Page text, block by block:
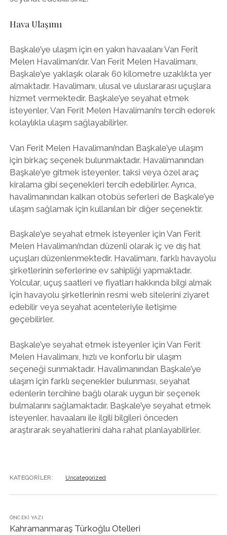
Hava Ulaşımı
Başkale’ye ulaşım için en yakın havaalanı Van Ferit
Melen Havalimanı’dır. Van Ferit Melen Havalimanı,
Başkale’ye yaklaşık olarak 60 kilometre uzaklıkta yer
almaktadır. Havalimanı, ulusal ve uluslararası uçuşlara
hizmet vermektedir. Başkale’ye seyahat etmek
isteyenler, Van Ferit Melen Havalimanı’nı tercih ederek
kolaylıkla ulaşım sağlayabilirler.
Van Ferit Melen Havalimanı’ndan Başkale’ye ulaşım
için birkaç seçenek bulunmaktadır. Havalimanından
Başkale’ye gitmek isteyenler, taksi veya özel araç
kiralama gibi seçenekleri tercih edebilirler. Ayrıca,
havalimanından kalkan otobüs seferleri de Başkale’ye
ulaşım sağlamak için kullanılan bir diğer seçenektir.
Başkale’ye seyahat etmek isteyenler için Van Ferit
Melen Havalimanı’ndan düzenli olarak iç ve dış hat
uçuşları düzenlenmektedir. Havalimanı, farklı havayolu
şirketlerinin seferlerine ev sahipliği yapmaktadır.
Yolcular, uçuş saatleri ve fiyatları hakkında bilgi almak
için havayolu şirketlerinin resmi web sitelerini ziyaret
edebilir veya seyahat acenteleriyle iletişime
geçebilirler.
Başkale’ye seyahat etmek isteyenler için Van Ferit
Melen Havalimanı, hızlı ve konforlu bir ulaşım
seçeneği sunmaktadır. Havalimanından Başkale’ye
ulaşım için farklı seçenekler bulunması, seyahat
edenlerin tercihine bağlı olarak uygun bir seçenek
bulmalarını sağlamaktadır. Başkale’ye seyahat etmek
isteyenler, havaalanı ile ilgili bilgileri önceden
araştırarak seyahatlerini daha rahat planlayabilirler.
KATEGORILER: Uncategorized
ÖNCEKI YAZI
Kahramanmaraş Türkoğlu Otelleri